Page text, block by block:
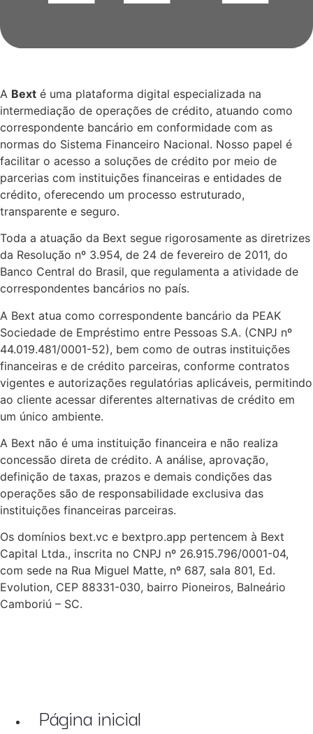
A Bext é uma plataforma digital especializada na
intermediação de operações de crédito, atuando como
correspondente bancário em conformidade com as
normas do Sistema Financeiro Nacional. Nosso papel é
facilitar o acesso a soluções de crédito por meio de
parcerias com instituições financeiras e entidades de
crédito, oferecendo um processo estruturado,
transparente e seguro.
Toda a atuação da Bext segue rigorosamente as diretrizes
da Resolução nº 3.954, de 24 de fevereiro de 2011, do
Banco Central do Brasil, que regulamenta a atividade de
correspondentes bancários no país.
A Bext atua como correspondente bancário da PEAK
Sociedade de Empréstimo entre Pessoas S.A. (CNPJ nº
44.019.481/0001-52), bem como de outras instituições
financeiras e de crédito parceiras, conforme contratos
vigentes e autorizações regulatórias aplicáveis, permitindo
ao cliente acessar diferentes alternativas de crédito em
um único ambiente.
A Bext não é uma instituição financeira e não realiza
concessão direta de crédito. A análise, aprovação,
definição de taxas, prazos e demais condições das
operações são de responsabilidade exclusiva das
instituições financeiras parceiras.
Os domínios bext.vc e bextpro.app pertencem à Bext
Capital Ltda., inscrita no CNPJ nº 26.915.796/0001-04,
com sede na Rua Miguel Matte, nº 687, sala 801, Ed.
Evolution, CEP 88331-030, bairro Pioneiros, Balneário
Camboriú – SC.
Página inicial